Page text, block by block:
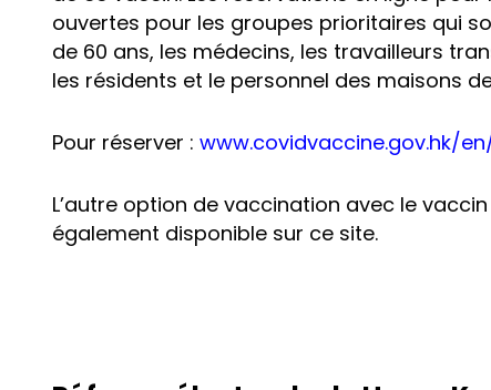
ouvertes pour les groupes prioritaires qui
de 60 ans, les médecins, les travailleurs
les résidents et le personnel des maisons
Pour réserver : www.covidvaccine.gov.hk/
L’autre option de vaccination avec le
également disponible sur ce site.